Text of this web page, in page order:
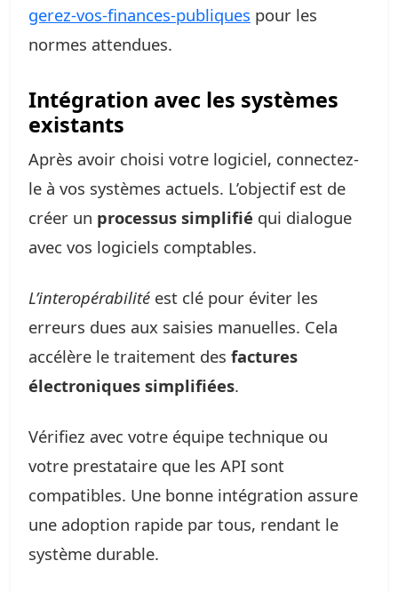
gerez-vos-finances-publiques pour les
normes attendues.
Intégration avec les systèmes
existants
Après avoir choisi votre logiciel, connectez-
le à vos systèmes actuels. L’objectif est de
créer un processus simplifié qui dialogue
avec vos logiciels comptables.
L’interopérabilité est clé pour éviter les
erreurs dues aux saisies manuelles. Cela
accélère le traitement des factures
électroniques simplifiées.
Vérifiez avec votre équipe technique ou
votre prestataire que les API sont
compatibles. Une bonne intégration assure
une adoption rapide par tous, rendant le
système durable.